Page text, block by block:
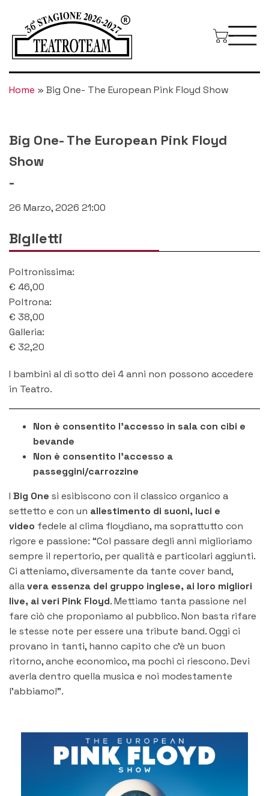
Home » Big One- The European Pink Floyd Show
Big One- The European Pink Floyd
Show
-
26 Marzo, 2026 21:00
Biglietti
Poltronissima:
€ 46,00
Poltrona:
€ 38,00
Galleria:
€ 32,20
I bambini al di sotto dei 4 anni non possono accedere
in Teatro.
Non è consentito l'accesso in sala con cibi e
bevande
Non è consentito l'accesso a
passeggini/carrozzine
I Big One si esibiscono con il classico organico a
settetto e con un allestimento di suoni, luci e
video fedele al clima floydiano, ma soprattutto con
rigore e passione: “Col passare degli anni miglioriamo
sempre il repertorio, per qualità e particolari aggiunti.
Ci atteniamo, diversamente da tante cover band,
allavera essenza del gruppo inglese, ai loro migliori
live, ai veri Pink Floyd. Mettiamo tanta passione nel
fare ciò che proponiamo al pubblico. Non basta rifare
le stesse note per essere una tribute band. Oggi ci
provano in tanti, hanno capito che c’è un buon
ritorno, anche economico, ma pochi ci riescono. Devi
averla dentro quella musica e noi modestamente
l’abbiamo!”.